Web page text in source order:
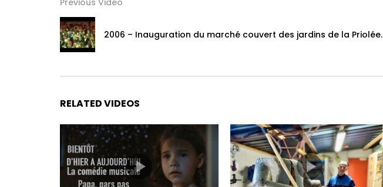
Previous Video
2006 – Inauguration du marché couvert des jardins de la Priolée.
RELATED VIDEOS